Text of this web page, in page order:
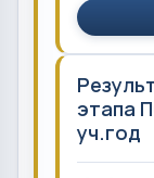
этапа
уч.год